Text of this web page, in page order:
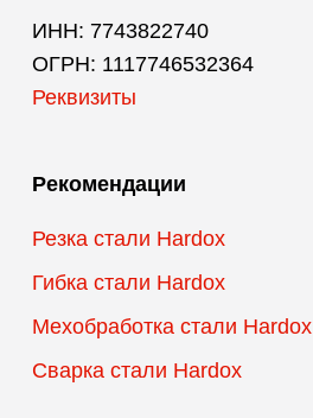
ИНН: 7743822740
ОГРН: 1117746532364
Реквизиты
Рекомендации
Резка стали Hardox
Гибка стали Hardox
Мехобработка стали Hardox
Сварка стали Hardox